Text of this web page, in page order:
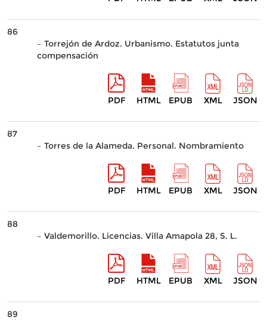
86
– Torrejón de Ardoz. Urbanismo. Estatutos junta
compensación
PDF HTML EPUB XML JSON
87
– Torres de la Alameda. Personal. Nombramiento
PDF HTML EPUB XML JSON
88
– Valdemorillo. Licencias. Villa Amapola 28, S. L.
PDF HTML EPUB XML JSON
89